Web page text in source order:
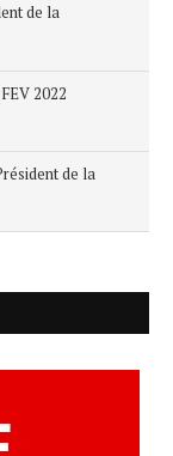
de la
2022
de la